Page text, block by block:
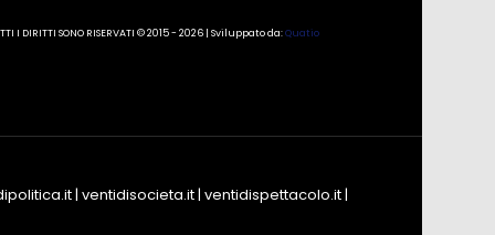
I DIRITTI SONO RISERVATI © 2015 - 2026 | Sviluppato da:Quatio
| ventidisocieta.it| ventidispettacolo.it|